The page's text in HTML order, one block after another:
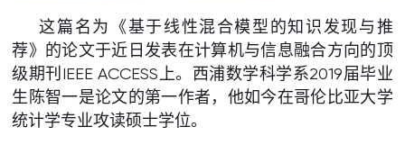
这篇名为《基于线性混合模型的知识发现与推
荐》的论文于近日发表在计算机与信息融合方向的顶
级期刊IEEE ACCESS上。西浦数学科学系2019届毕业
生陈智一是论文的第一作者，他如今在哥伦比亚大学
统计学专业攻读硕士学位。